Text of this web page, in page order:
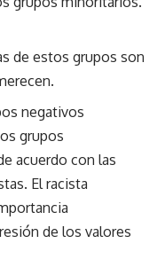
de estos grupos son
negativos
grupos
acuerdo con las
El racista
de los valores